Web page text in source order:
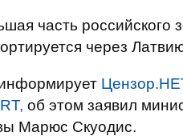
часть российского
через
об этом заявил
Марюс Скуодис.